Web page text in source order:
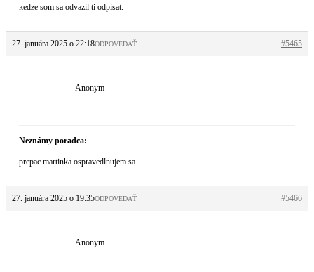
kedze som sa odvazil ti odpisat.
27. januára 2025 o 22:18 #5465
ODPOVEDAŤ
Anonym
Neznámy poradca:
prepac martinka ospravedlnujem sa
27. januára 2025 o 19:35 #5466
ODPOVEDAŤ
Anonym